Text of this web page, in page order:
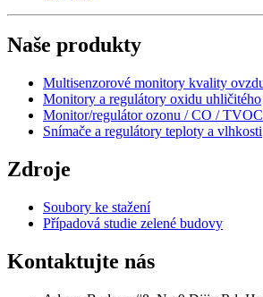
Naše produkty
Multisenzorové monitory kvality
Monitory a regulátory oxidu uhličitého
Monitor/regulátor ozonu / CO /
Snímače a regulátory teploty a vlhkosti
Zdroje
Soubory ke stažení
Případová studie zelené budovy
Kontaktujte nás